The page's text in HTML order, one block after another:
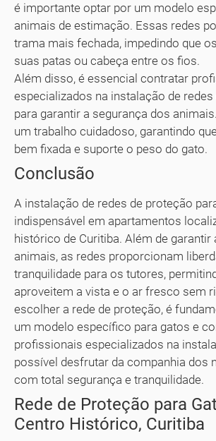
é importante optar por um modelo
animais de estimação. Essas redes
trama mais fechada, impedindo que
suas patas ou cabeça entre os fios.
Além disso, é essencial contratar
especializados na instalação de
para garantir a segurança dos
um trabalho cuidadoso, garantindo
bem fixada e suporte o peso do gato.
Conclusão
A instalação de redes de proteção
indispensável em apartamentos
histórico de Curitiba. Além de garantir
animais, as redes proporcionam
tranquilidade para os tutores,
aproveitem a vista e o ar fresco sem
escolher a rede de proteção, é
um modelo específico para gatos e
profissionais especializados na
possível desfrutar da companhia dos
com total segurança e tranquilidade.
Rede de Proteção para
Centro Histórico, Curitiba